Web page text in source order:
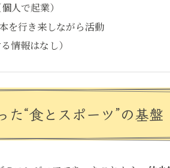
人で起業）
を行き来しながら活動
情報はなし）
“食とスポーツ”の基盤